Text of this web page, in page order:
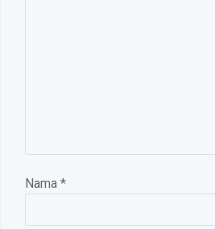
Nama *